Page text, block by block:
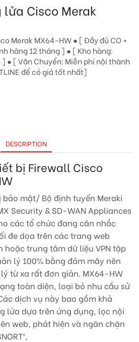
Cisco Merak
Merak MX64-HW ● [ Đầy đủ CO +
hãng 12 tháng ] ● [ Kho hàng:
● [ Vận Chuyển: Miễn phí nội thành
để có giá tốt nhất]
DESCRIPTION
bị Firewall Cisco
bảo mật/ Bộ định tuyến Meraki
Security & SD-WAN Appliances
các tổ chức đang cân nhắc
đe dọa trên các trang web
hoặc trung tâm dữ liệu VPN tập
lý 100% bằng đám mây nên
từ xa rất đơn giản. MX64-HW
toàn diện, loại bỏ nhu cầu sử
dịch vụ này bao gồm khả
lửa dựa trên ứng dụng, lọc nội
web, phát hiện và ngăn chặn